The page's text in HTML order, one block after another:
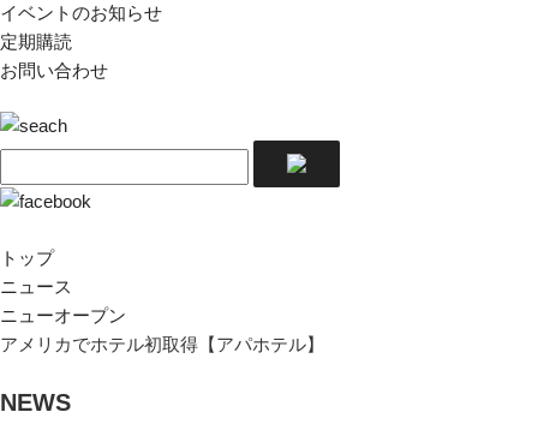
イベントのお知らせ
定期購読
お問い合わせ
トップ
ニュース
ニューオープン
アメリカでホテル初取得【アパホテル】
NEWS